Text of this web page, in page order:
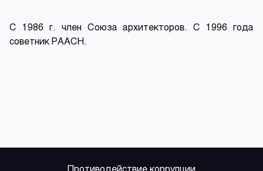
С 1986 г. член Союза архитекторов. С 1996 года
советник РААСН.
Противодействие коррупции